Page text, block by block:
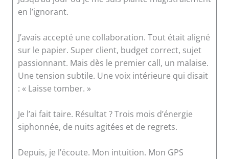
en l’ignorant.
J’avais accepté une collaboration. Tout était aligné
sur le papier. Super client, budget correct, sujet
passionnant. Mais dès le premier call, un malaise.
Une tension subtile. Une voix intérieure qui disait
: « Laisse tomber. »
Je l’ai fait taire. Résultat ? Trois mois d’énergie
siphonnée, de nuits agitées et de regrets.
Depuis, je l’écoute. Mon intuition. Mon GPS